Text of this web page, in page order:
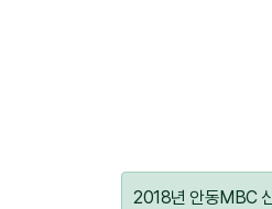
2018년 안동MBC